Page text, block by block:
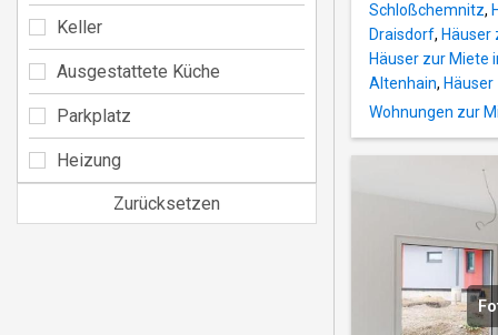
Schloßchemnitz,
Draisdorf,
Häuser zur Miete
Altenhain,
Wohnungen zur
Keller
Ausgestattete Küche
Parkplatz
Heizung
Zurücksetzen